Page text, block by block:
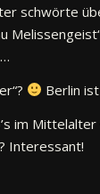
schwörte
Berlin
im
Interessant!